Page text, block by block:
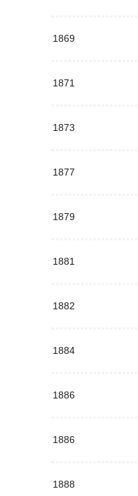
1869
1871
1873
1877
1879
1881
1882
1884
1886
1886
1888